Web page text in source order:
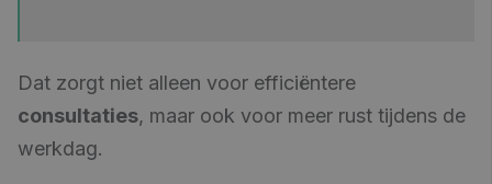
Dat zorgt niet alleen voor efficiëntere
consultaties, maar ook voor meer rust tijdens de
werkdag.